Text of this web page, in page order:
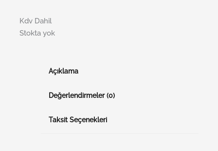
Kdv Dahil
Stokta yok
Açıklama
Değerlendirmeler (0)
Taksit Seçenekleri